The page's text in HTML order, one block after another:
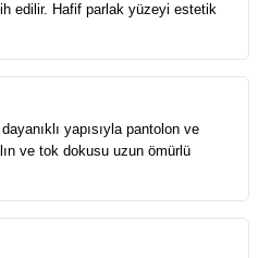
edilir. Hafif parlak yüzeyi estetik
yapısıyla pantolon ve
ve tok dokusu uzun ömürlü